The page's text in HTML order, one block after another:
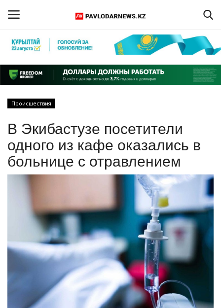
Регистрация
Главная
ПАВЛОДАРСКАЯ ОБЛАСТЬ
КАЗАХСТАН
СПЕЦПРОЕКТЫ
Чек-лист
РАЗВЛЕЧЕНИЯ
Происшествия
В Экибастузе посетители
одного из кафе оказались в
больнице с отравлением